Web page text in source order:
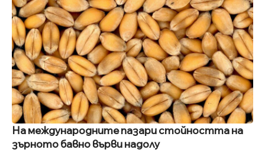
На международните пазари стойността на
зърното бавно върви надолу